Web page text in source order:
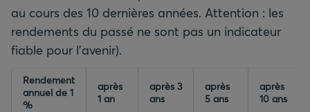
au cours des 10 dernières années. Attention : les
rendements du passé ne sont pas un indicateur
fiable pour l'avenir).
empty-header
Rendement
annuel de 1
%
après
1 an
après 3
ans
après
5 ans
après
10 ans